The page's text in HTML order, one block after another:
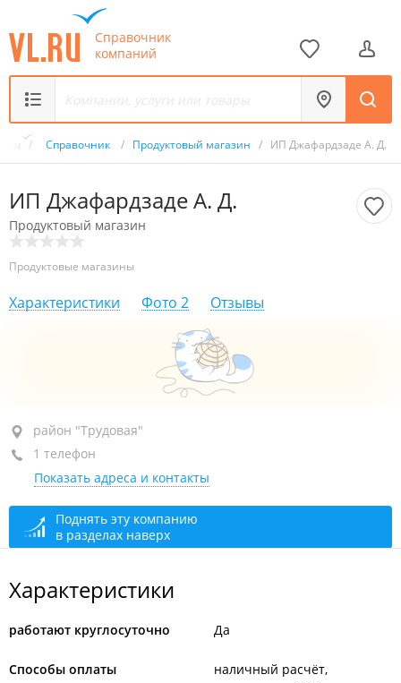
Справочник
компаний
/ Справочник / Продуктовый магазин / ИП Джафардзаде А. Д.
ИП Джафардзаде А. Д.
Продуктовый магазин
Продуктовые магазины
Характеристики Фото 2 Отзывы
район "Трудовая", ул. 50 лет ВЛКСМ, 19А
+7 996 423-90-15
круглосуточно
район "Трудовая"
1 телефон
Показать адреса и контакты
Поднять эту компанию
в разделах наверх
Характеристики
работают круглосуточно Да
Способы оплаты
наличный расчёт